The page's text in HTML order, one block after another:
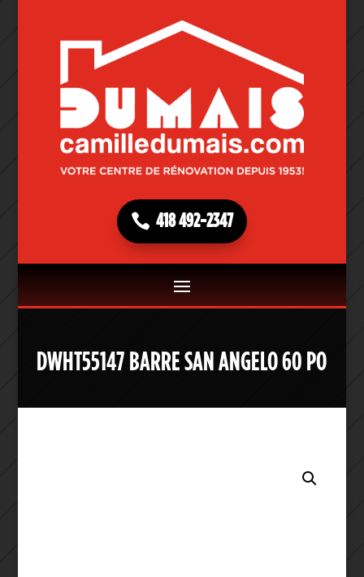
418 492-2347
DWHT55147 BARRE SAN ANGELO 60 PO